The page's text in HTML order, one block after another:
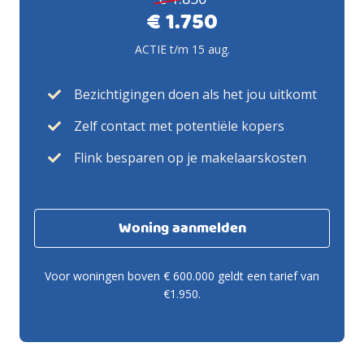
€ 1.750
ACTIE t/m 15 aug.
Bezichtigingen doen als het jou uitkomt
Zelf contact met potentiële kopers
Flink besparen op je makelaarskosten
Woning aanmelden
Voor woningen boven € 600.000 geldt een tarief van
€1.950.